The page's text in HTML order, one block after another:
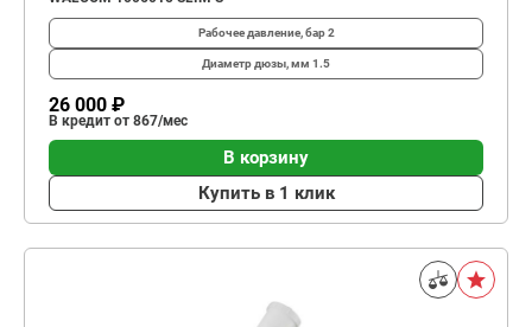
Рабочее давление, бар2
Диаметр дюзы, мм 1.5
26 000 ₽
В кредит от 867/мес
В корзину
Купить в 1 клик